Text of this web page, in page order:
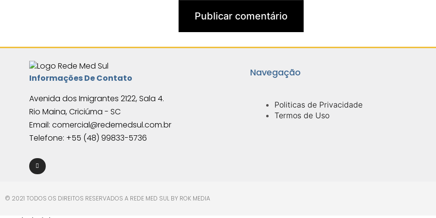
Informações De Contato
Avenida dos Imigrantes 2122, Sala 4.
Rio Maina, Criciúma - SC
Email: comercial@redemedsul.com.br
Telefone: +55 (48) 99833-5736
Navegação
Politicas de Privacidade
Termos de Uso
© 2021 TODOS OS DIREITOS RESERVADOS A REDE MED SUL BY ROK MEDIA